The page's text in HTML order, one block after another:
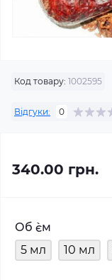
Код товару: 1002595
Відгуки: 0
340.00 грн.
Об `єм
5 мл
10 мл